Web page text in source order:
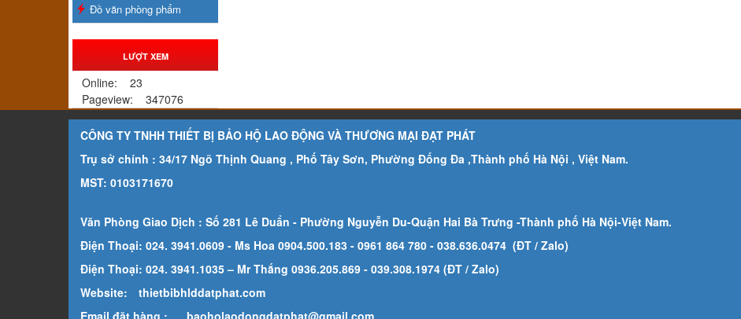
Đồ văn phòng phẩm
LƯỢT XEM
Online:
23
Pageview:
347076
CÔNG TY TNHH THIẾT BỊ BẢO HỘ LAO ĐỘNG VÀ THƯƠNG MẠI ĐẠT PHÁT
Trụ sở chính : 34/17 Ngõ Thịnh Quang , Phố Tây Sơn, Phường Đống Đa ,Thành phố Hà Nội , Việt Nam.
MST: 0103171670
Văn Phòng Giao Dịch : Số 281 Lê Duẩn - Phường Nguyễn Du-Quận Hai Bà Trưng -Thành phố Hà Nội-Việt Nam.
Điện Thoại: 024. 3941.0609 - Ms Hoa 0904.500.183 - 0961 864 780 - 038.636.0474 (ĐT / Zalo)
Điện Thoại: 024. 3941.1035 – Mr Thắng 0936.205.869 - 039.308.1974 (ĐT / Zalo)
Website:
thietbibhlddatphat.com
Email đặt hàng : baoholaodongdatphat@gmail.com